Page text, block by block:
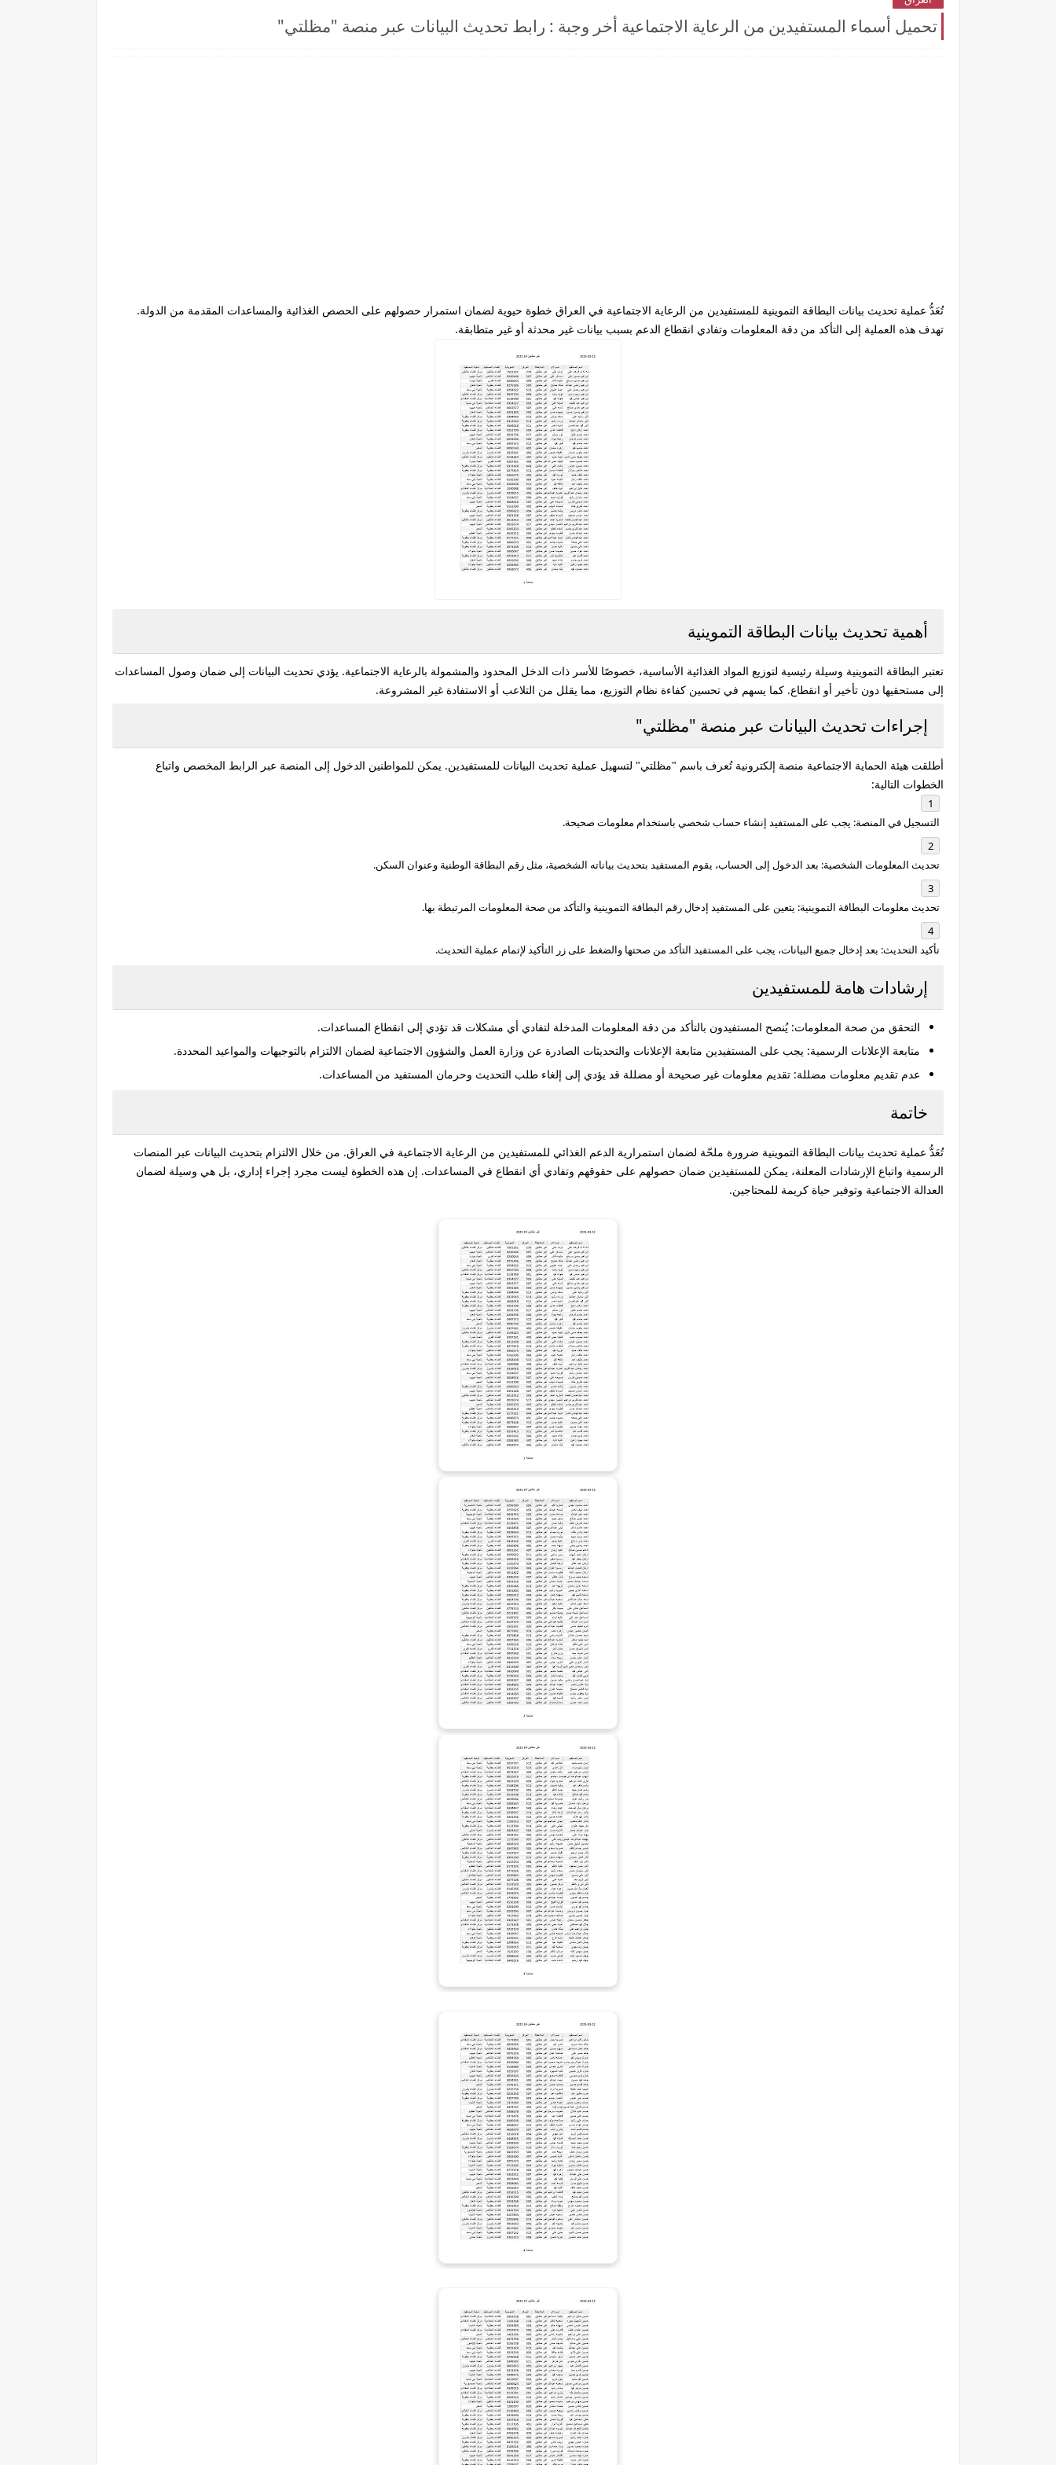
تحميل أسماء المستفيدين من الرعاية الاجتماعية أخر وجبة : رابط تحديث البيانات عبر منصة "مظلتي"
تُعَدُّ عملية تحديث بيانات البطاقة التموينية للمستفيدين من الرعاية الاجتماعية في العراق خطوة حيوية لضمان استمرار حصولهم على الحصص الغذائية والمساعدات المقدمة من الدولة.
تهدف هذه العملية إلى التأكد من دقة المعلومات وتفادي انقطاع الدعم بسبب بيانات غير محدثة أو غير متطابقة.
أهمية تحديث بيانات البطاقة التموينية
تعتبر البطاقة التموينية وسيلة رئيسية لتوزيع المواد الغذائية الأساسية، خصوصًا للأسر ذات الدخل المحدود والمشمولة بالرعاية الاجتماعية. يؤدي تحديث البيانات إلى ضمان وصول المساعدات
إلى مستحقيها دون تأخير أو انقطاع. كما يسهم في تحسين كفاءة نظام التوزيع، مما يقلل من التلاعب أو الاستفادة غير المشروعة.
إجراءات تحديث البيانات عبر منصة "مظلتي"
أطلقت هيئة الحماية الاجتماعية منصة إلكترونية تُعرف باسم "مظلتي" لتسهيل عملية تحديث البيانات للمستفيدين. يمكن للمواطنين الدخول إلى المنصة عبر الرابط المخصص واتباع
الخطوات التالية:
التسجيل في المنصة: يجب على المستفيد إنشاء حساب شخصي باستخدام معلومات صحيحة.
تحديث المعلومات الشخصية: بعد الدخول إلى الحساب، يقوم المستفيد بتحديث بياناته الشخصية، مثل رقم البطاقة الوطنية وعنوان السكن.
تحديث معلومات البطاقة التموينية: يتعين على المستفيد إدخال رقم البطاقة التموينية والتأكد من صحة المعلومات المرتبطة بها.
تأكيد التحديث: بعد إدخال جميع البيانات، يجب على المستفيد التأكد من صحتها والضغط على زر التأكيد لإتمام عملية التحديث.
إرشادات هامة للمستفيدين
التحقق من صحة المعلومات: يُنصح المستفيدون بالتأكد من دقة المعلومات المدخلة لتفادي أي مشكلات قد تؤدي إلى انقطاع المساعدات.
متابعة الإعلانات الرسمية: يجب على المستفيدين متابعة الإعلانات والتحديثات الصادرة عن وزارة العمل والشؤون الاجتماعية لضمان الالتزام بالتوجيهات والمواعيد المحددة.
عدم تقديم معلومات مضللة: تقديم معلومات غير صحيحة أو مضللة قد يؤدي إلى إلغاء طلب التحديث وحرمان المستفيد من المساعدات.
خاتمة
تُعَدُّ عملية تحديث بيانات البطاقة التموينية ضرورة ملحّة لضمان استمرارية الدعم الغذائي للمستفيدين من الرعاية الاجتماعية في العراق. من خلال الالتزام بتحديث البيانات عبر المنصات
الرسمية واتباع الإرشادات المعلنة، يمكن للمستفيدين ضمان حصولهم على حقوقهم وتفادي أي انقطاع في المساعدات. إن هذه الخطوة ليست مجرد إجراء إداري، بل هي وسيلة لضمان
العدالة الاجتماعية وتوفير حياة كريمة للمحتاجين.